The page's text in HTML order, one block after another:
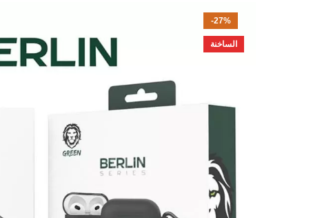
-27%
الساخنة